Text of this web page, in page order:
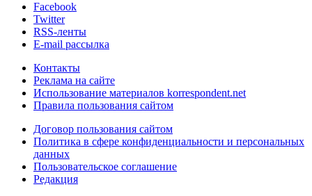
Facebook
Twitter
RSS-ленты
E-mail рассылка
Контакты
Реклама на сайте
Использование материалов korrespondent.net
Правила пользования сайтом
Договор пользования сайтом
Политика в сфере конфиденциальности и персональных
данных
Пользовательское соглашение
Редакция